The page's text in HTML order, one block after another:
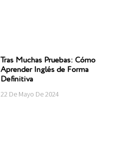
Tras Muchas Pruebas: Cómo
Aprender Inglés de Forma
Definitiva
22 De Mayo De 2024